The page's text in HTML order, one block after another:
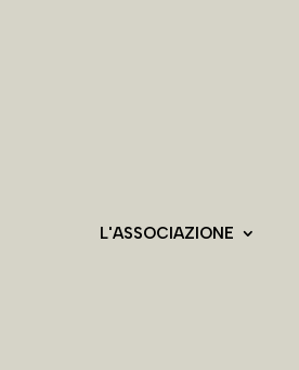
L'ASSOCIAZIONE